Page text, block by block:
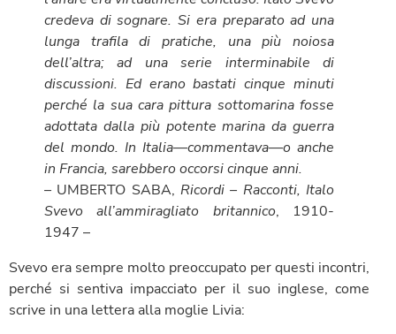
credeva di sognare. Si era preparato ad una
lunga trafila di pratiche, una più noiosa
dell’altra; ad una serie interminabile di
discussioni. Ed erano bastati cinque minuti
perché la sua cara pittura sottomarina fosse
adottata dalla più potente marina da guerra
del mondo. In Italia—commentava—o anche
in Francia, sarebbero occorsi cinque anni.
– UMBERTO SABA,Ricordi – Racconti, Italo
Svevo all’ammiragliato britannico, 1910-
1947 –
Svevo era sempre molto preoccupato per questi incontri,
perché si sentiva impacciato per il suo inglese, come
scrive in una lettera alla moglie Livia: